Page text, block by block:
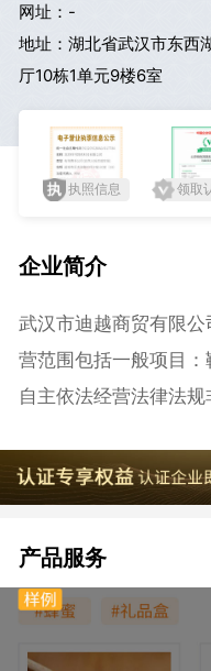
网址：-
地址：湖北省武汉市东西
厅10栋1单元9楼6室
执照信息 领取
企业简介
武汉市迪越商贸有限
营范围包括一般项目
自主依法经营法律法规
产品服务